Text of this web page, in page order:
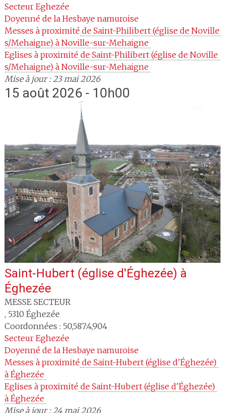
Secteur Eghezée
Doyenné de la Hesbaye namuroise
Messes à proximité de Saint-Philibert (église de Noville
s/Mehaigne) à Noville-sur-Mehaigne
Eglises à proximité de Saint-Philibert (église de Noville
s/Mehaigne) à Noville-sur-Mehaigne
Mise à jour : 23 mai 2026
15 août 2026 - 10h00
Saint-Hubert (église d'Éghezée) à
Éghezée
MESSE SECTEUR
, 5310 Éghezée
Coordonnées : 50,587:4,904
Secteur Eghezée
Doyenné de la Hesbaye namuroise
Messes à proximité de Saint-Hubert (église d'Éghezée)
à Éghezée
Eglises à proximité de Saint-Hubert (église d'Éghezée)
à Éghezée
Mise à jour : 24 mai 2026